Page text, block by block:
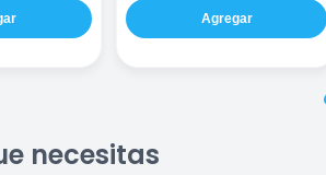
Agregar
necesitas